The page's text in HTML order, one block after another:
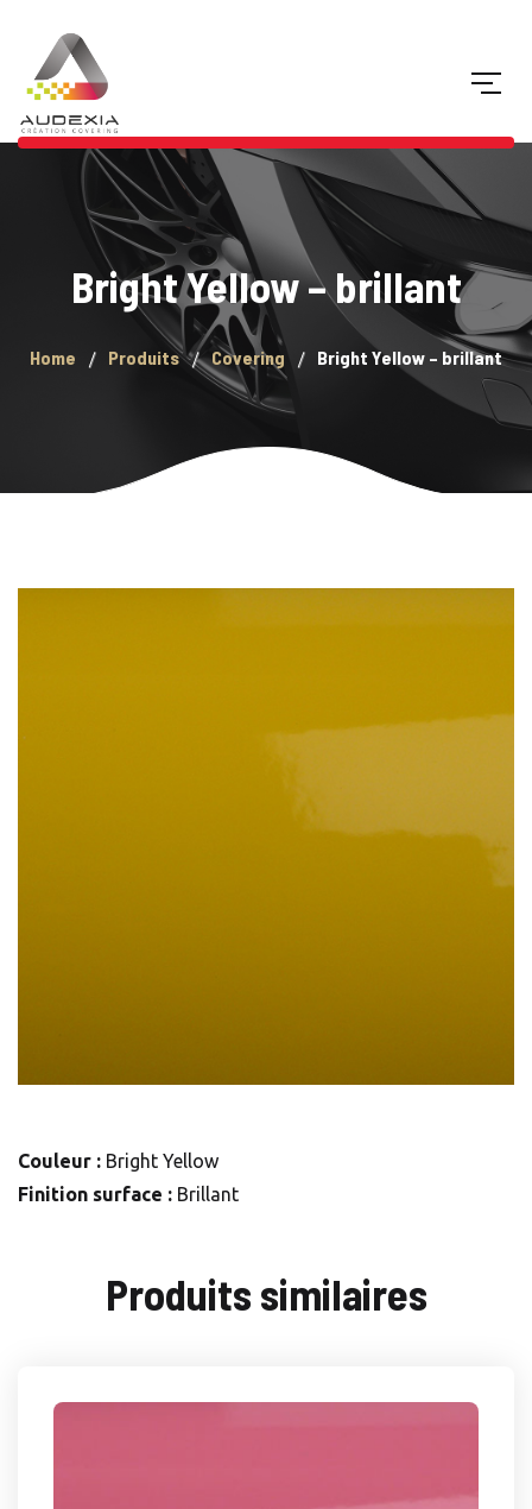
Bright Yellow – brillant
Home Produits Covering Bright Yellow – brillant
Couleur : Bright Yellow
Finition surface : Brillant
Produits similaires